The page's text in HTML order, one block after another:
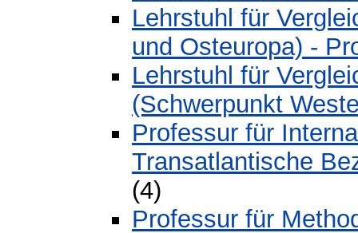
Lehrstuhl für
und Osteuropa) -
Lehrstuhl für
(Schwerpunkt
Professur für
Transatlantische
(4)
Professur für